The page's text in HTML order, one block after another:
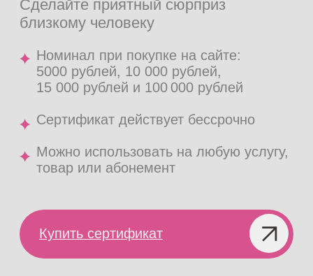
Услуги
Наши адреса
EST.EPIL White (Белый)
Москва, Предтеченский переулок, д. 21
EST.EPIL Black (Черный)
Москва, Васильевская улица, д. 2к1
Цены
Оборудование
Блог